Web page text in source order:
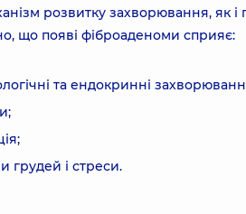
розвитку захворювання, як
що появі фіброаденоми сприяє:
та ендокринні
грудей і стреси.